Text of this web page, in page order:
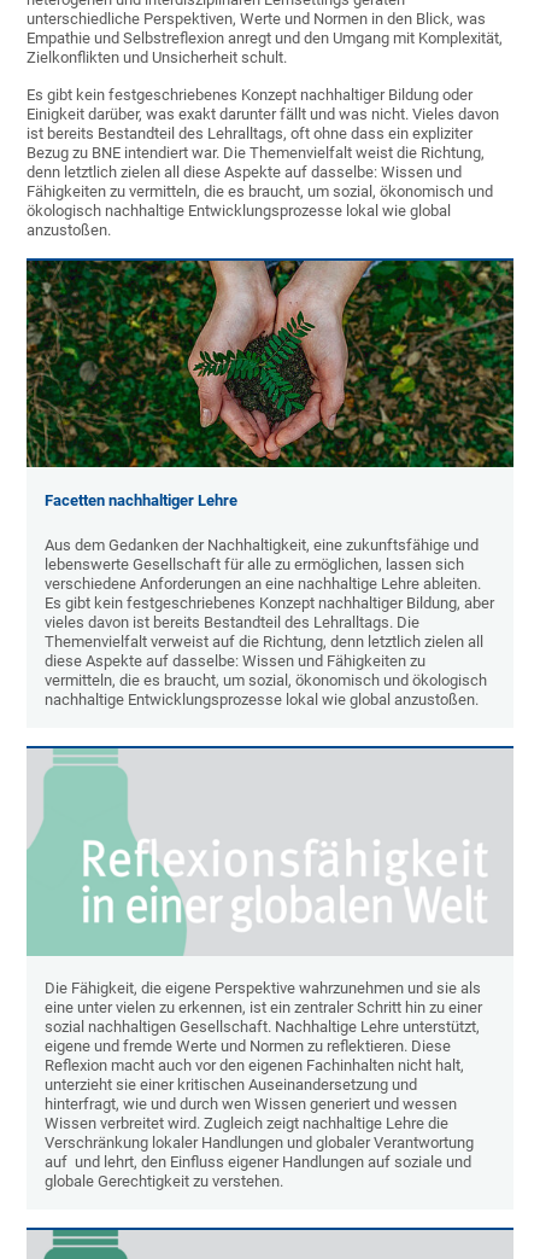
unterschiedliche Perspektiven, Werte und Normen in den Blick, was
Empathie und Selbstreflexion anregt und den Umgang mit Komplexität,
Zielkonflikten und Unsicherheit schult.
Es gibt kein festgeschriebenes Konzept nachhaltiger Bildung oder
Einigkeit darüber, was exakt darunter fällt und was nicht. Vieles davon
ist bereits Bestandteil des Lehralltags, oft ohne dass ein expliziter
Bezug zu BNE intendiert war. Die Themenvielfalt weist die Richtung,
denn letztlich zielen all diese Aspekte auf dasselbe: Wissen und
Fähigkeiten zu vermitteln, die es braucht, um sozial, ökonomisch und
ökologisch nachhaltige Entwicklungsprozesse lokal wie global
anzustoßen.
Facetten nachhaltiger Lehre
Aus dem Gedanken der Nachhaltigkeit, eine zukunftsfähige und
lebenswerte Gesellschaft für alle zu ermöglichen, lassen sich
verschiedene Anforderungen an eine nachhaltige Lehre ableiten.
Es gibt kein festgeschriebenes Konzept nachhaltiger Bildung, aber
vieles davon ist bereits Bestandteil des Lehralltags. Die
Themenvielfalt verweist auf die Richtung, denn letztlich zielen all
diese Aspekte auf dasselbe: Wissen und Fähigkeiten zu
vermitteln, die es braucht, um sozial, ökonomisch und ökologisch
nachhaltige Entwicklungsprozesse lokal wie global anzustoßen.
Die Fähigkeit, die eigene Perspektive wahrzunehmen und sie als
eine unter vielen zu erkennen, ist ein zentraler Schritt hin zu einer
sozial nachhaltigen Gesellschaft. Nachhaltige Lehre unterstützt,
eigene und fremde Werte und Normen zu reflektieren. Diese
Reflexion macht auch vor den eigenen Fachinhalten nicht halt,
unterzieht sie einer kritischen Auseinandersetzung und
hinterfragt, wie und durch wen Wissen generiert und wessen
Wissen verbreitet wird. Zugleich zeigt nachhaltige Lehre die
Verschränkung lokaler Handlungen und globaler Verantwortung
auf und lehrt, den Einfluss eigener Handlungen auf soziale und
globale Gerechtigkeit zu verstehen.